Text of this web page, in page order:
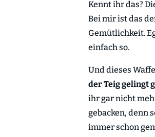
Kennt ihr das?
Bei mir ist das
Gemütlichkeit.
einfach so.
Und dieses
der Teig gelingt
ihr gar nicht
gebacken, denn
immer schon